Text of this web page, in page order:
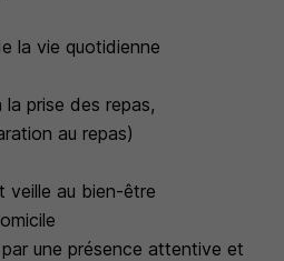
la vie quotidienne
prise des repas,
au repas)
veille au bien-être
une présence attentive et